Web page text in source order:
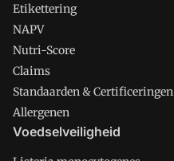
Etikettering
NAPV
Nutri-Score
Claims
Standaarden & Certificeringen
Allergenen
Voedselveiligheid